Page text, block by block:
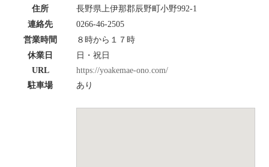
住所
長野県上伊那郡辰野町小野992-1
連絡先
0266-46-2505
営業時間
８時から１７時
休業日
日・祝日
URL
https://yoakemae-ono.com/
駐車場
あり